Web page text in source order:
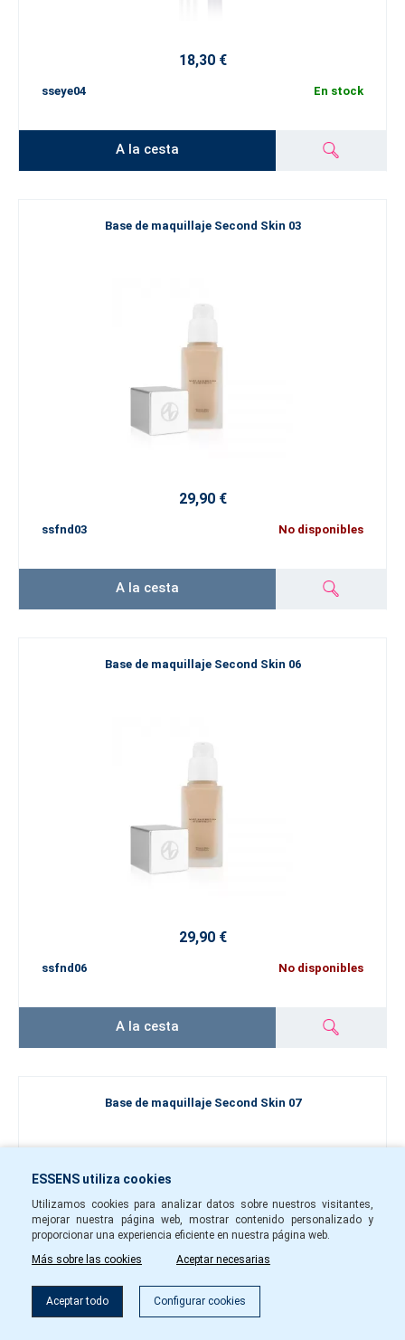
18,30 €
sseye04 En stock
A la cesta
Base de maquillaje Second Skin 03
29,90 €
ssfnd03 No disponibles
A la cesta
Base de maquillaje Second Skin 06
29,90 €
ssfnd06 No disponibles
A la cesta
Base de maquillaje Second Skin 07
ESSENS utiliza cookies
Utilizamos cookies para analizar datos sobre nuestros visitantes,
mejorar nuestra página web, mostrar contenido personalizado y
proporcionar una experiencia eficiente en nuestra página web.
Más sobre las cookies
Aceptar necesarias
Aceptar todo Configurar cookies